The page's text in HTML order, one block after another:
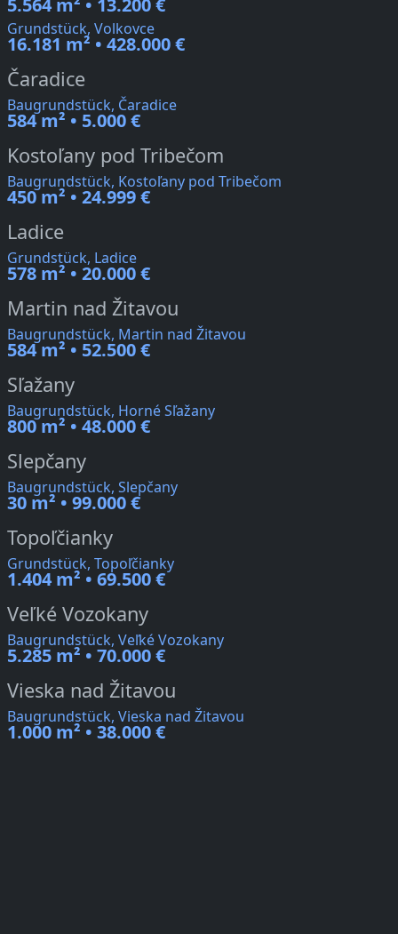
5.564 m² • 13.200 €
Grundstück, Volkovce
16.181 m² • 428.000 €
Čaradice
Baugrundstück, Čaradice
584 m² • 5.000 €
Kostoľany pod Tribečom
Baugrundstück, Kostoľany pod Tribečom
450 m² • 24.999 €
Ladice
Grundstück, Ladice
578 m² • 20.000 €
Martin nad Žitavou
Baugrundstück, Martin nad Žitavou
584 m² • 52.500 €
Sľažany
Baugrundstück, Horné Sľažany
800 m² • 48.000 €
Slepčany
Baugrundstück, Slepčany
30 m² • 99.000 €
Topoľčianky
Grundstück, Topoľčianky
1.404 m² • 69.500 €
Veľké Vozokany
Baugrundstück, Veľké Vozokany
5.285 m² • 70.000 €
Vieska nad Žitavou
Baugrundstück, Vieska nad Žitavou
1.000 m² • 38.000 €